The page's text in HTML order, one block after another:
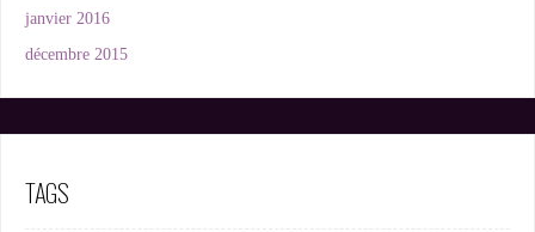
janvier 2016
décembre 2015
TAGS